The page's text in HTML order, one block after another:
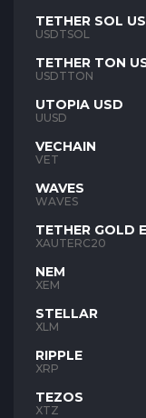
TETHER SOL
USDTSOL
TETHER TON
USDTTON
UTOPIA USD
UUSD
VECHAIN
VET
WAVES
WAVES
TETHER GOLD
XAUT
XAUTERC20
NEM
XEM
STELLAR
XLM
RIPPLE
XRP
TEZOS
XTZ